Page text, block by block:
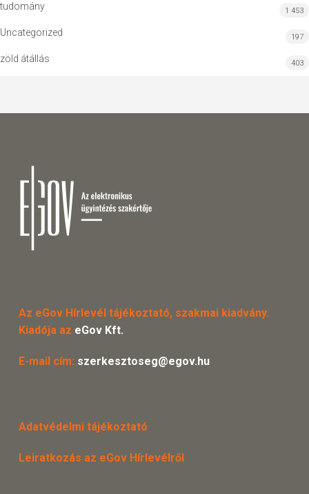
tudomány 1 453
Uncategorized 197
zöld átállás 403
Az eGov Hírlevél tájékoztató, szakmai kiadvány.
Kiadója az eGov Kft.
E-mail cím: szerkesztoseg@egov.hu
Adatvédelmi tájékoztató
Leiratkozás az eGov Hírlevélről